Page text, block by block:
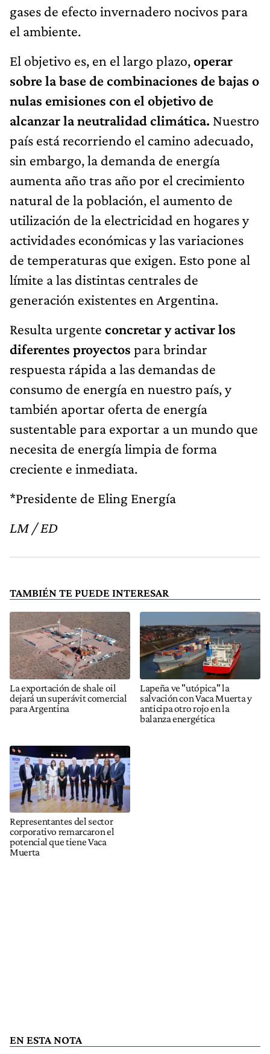
gases de efecto invernadero nocivos para
el ambiente.
El objetivo es, en el largo plazo,operar
sobre la base de combinaciones de bajas o
nulas emisiones con el objetivo de
alcanzar la neutralidad climática. Nuestro
país está recorriendo el camino adecuado,
sin embargo, la demanda de energía
aumenta año tras año por el crecimiento
natural de la población, el aumento de
utilización de la electricidad en hogares y
actividades económicas y las variaciones
de temperaturas que exigen. Esto pone al
límite a las distintas centrales de
generación existentes en Argentina.
Resulta urgente concretar y activar los
diferentes proyectos para brindar
respuesta rápida a las demandas de
consumo de energía en nuestro país, y
también aportar oferta de energía
sustentable para exportar a un mundo que
necesita de energía limpia de forma
creciente e inmediata.
*Presidente de Eling Energía
LM / ED
TAMBIÉN TE PUEDE INTERESAR
La exportación de shale oil
dejará un superávit comercial
para Argentina
Lapeña ve "utópica" la
salvación con Vaca Muerta y
anticipa otro rojo en la
balanza energética
Representantes del sector
corporativo remarcaron el
potencial que tiene Vaca
Muerta
EN ESTA NOTA